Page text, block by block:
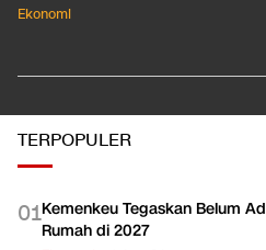
Dkk?
TERPOPULER
01Kemenkeu Tegaskan Belum
Rumah di 2027